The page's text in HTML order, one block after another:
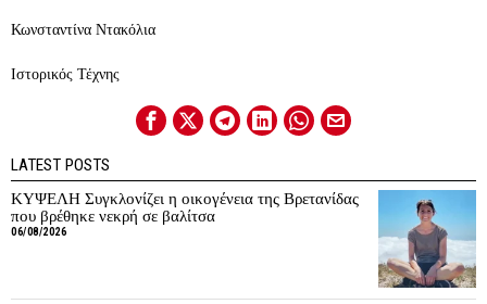
Κωνσταντίνα Ντακόλια
Ιστορικός Τέχνης
LATEST POSTS
ΚΥΨΕΛΗ Συγκλονίζει η οικογένεια της Βρετανίδας
που βρέθηκε νεκρή σε βαλίτσα
06/08/2026